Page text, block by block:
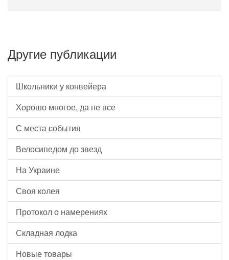
Другие публикации
Школьники у конвейера
Хорошо многое, да не все
С места события
Велосипедом до звезд
На Украине
Своя колея
Протокол о намерениях
Складная лодка
Новые товары